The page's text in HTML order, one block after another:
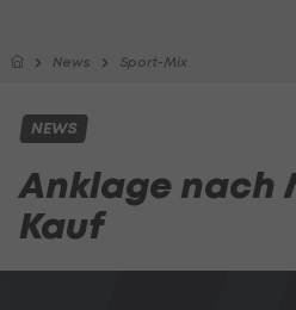
News Sport-Mix
NEWS
Anklage nach
Kauf